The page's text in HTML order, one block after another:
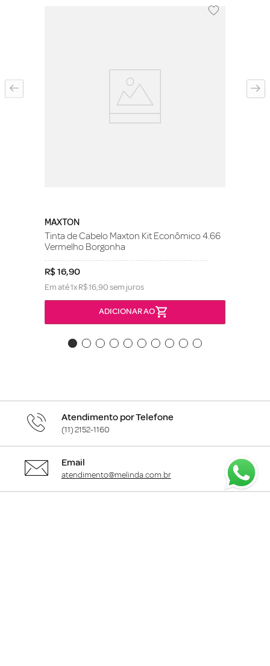
MAXTON
Tinta de Cabelo Maxton Kit Econômico 4.66
Vermelho Borgonha
R$16,90
Em até1xR$16,90sem juros
ADICIONAR AO
Atendimento por Telefone
(11) 2152-1160
Email
atendimento@melinda.com.br